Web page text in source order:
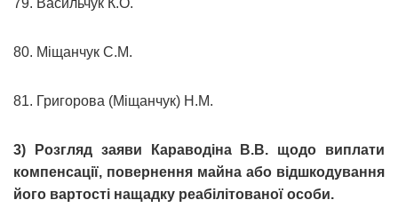
80. Міщанчук С.М.
81. Григорова (Міщанчук) Н.М.
3) Розгляд заяви Караводіна В.В. щодо виплати
компенсації, повернення майна або відшкодування
його вартості нащадку реабілітованої особи.